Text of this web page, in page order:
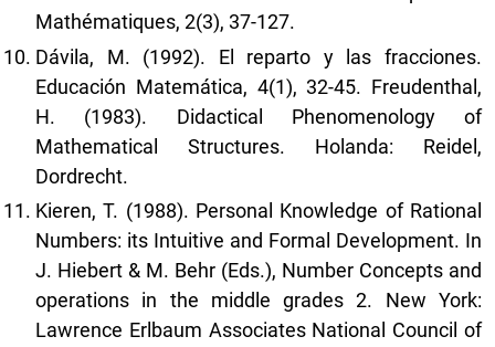
Mathématiques, 2(3), 37-127.
Dávila, M. (1992). El reparto y las fracciones.
Educación Matemática, 4(1), 32-45. Freudenthal,
H. (1983). Didactical Phenomenology of
Mathematical Structures. Holanda: Reidel,
Dordrecht.
Kieren, T. (1988). Personal Knowledge of Rational
Numbers: its Intuitive and Formal Development. In
J. Hiebert & M. Behr (Eds.), Number Concepts and
operations in the middle grades 2. New York:
Lawrence Erlbaum Associates National Council of